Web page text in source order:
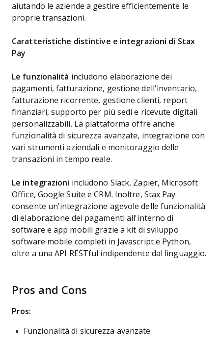
aiutando le aziende a gestire efficientemente le
proprie transazioni.
Caratteristiche distintive e integrazioni di Stax
Pay
Le funzionalità includono elaborazione dei
pagamenti, fatturazione, gestione dell'inventario,
fatturazione ricorrente, gestione clienti, report
finanziari, supporto per più sedi e ricevute digitali
personalizzabili. La piattaforma offre anche
funzionalità di sicurezza avanzate, integrazione con
vari strumenti aziendali e monitoraggio delle
transazioni in tempo reale.
Le integrazioni includono Slack, Zapier, Microsoft
Office, Google Suite e CRM. Inoltre, Stax Pay
consente un'integrazione agevole delle funzionalità
di elaborazione dei pagamenti all'interno di
software e app mobili grazie a kit di sviluppo
software mobile completi in Javascript e Python,
oltre a una API RESTful indipendente dal linguaggio.
Pros and Cons
Pros:
Funzionalità di sicurezza avanzate